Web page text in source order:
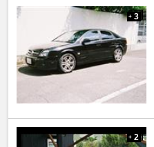
+ 3
+ 2